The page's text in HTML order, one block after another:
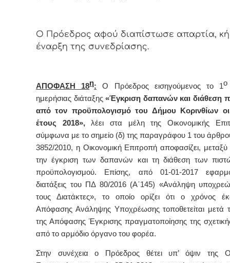
Ο Πρόεδρος αφού διαπίστωσε απαρτία,
έναρξη της συνεδρίασης.
ΑΠΟΦΑΣΗ 18η: Ο Πρόεδρος εισηγούμενος το 1
ημερήσιας διάταξης«Έγκριση δαπανών και διάθεση
από τον προϋπολογισμό του Δήμου Κορινθίων
έτους 2018»,λέει στα μέλη της Οικονομικής
σύμφωνα με το σημείο (δ) της παραγράφου 1 του
3852/2010, η Οικονομική Επιτροπή αποφασίζει,
την έγκριση των δαπανών και τη διάθεση των
προϋπολογισμού. Επίσης, από 01-01-2017
διατάξεις του ΠΔ 80/2016 (Α΄145) «Ανάληψη
τους Διατάκτες», το οποίο ορίζει ότι ο χρόνος
Απόφασης Ανάληψης Υποχρέωσης τοποθετείται μετά
της Απόφασης Έγκρισης πραγματοποίησης της
από το αρμόδιο όργανο του φορέα.
Στην συνέχεια ο Πρόεδρος θέτει υπ’ όψιν της